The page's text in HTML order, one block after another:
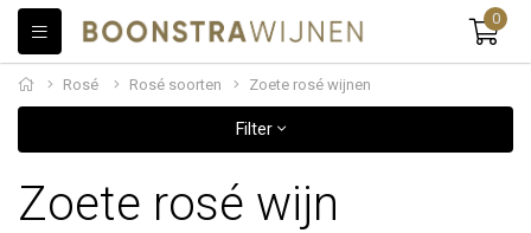
0
Rosé Rosé soorten Zoete rosé wijnen
Filter
Zoete rosé wijn